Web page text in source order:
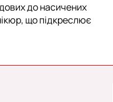
до насичених
що підкреслює